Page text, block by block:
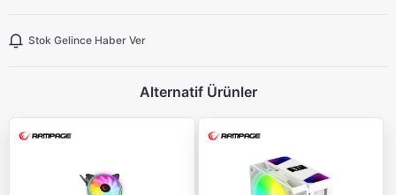
Stok Gelince Haber Ver
Alternatif Ürünler